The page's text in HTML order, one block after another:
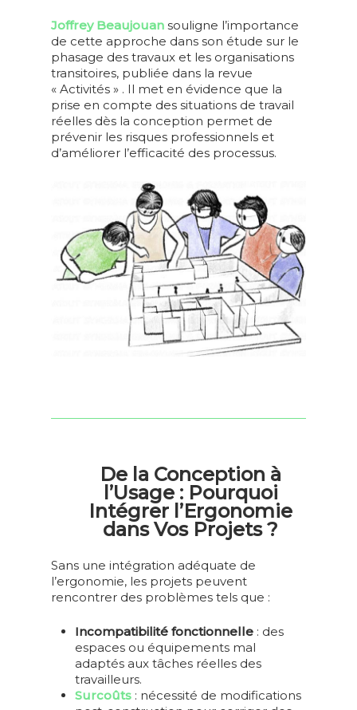
Joffrey Beaujouan souligne l’importance
de cette approche dans son étude sur le
phasage des travaux et les organisations
transitoires, publiée dans la revue
« Activités » . Il met en évidence que la
prise en compte des situations de travail
réelles dès la conception permet de
prévenir les risques professionnels et
d’améliorer l’efficacité des processus.
De la Conception à
l’Usage : Pourquoi
Intégrer l’Ergonomie
dans Vos Projets ?
Sans une intégration adéquate de
l’ergonomie, les projets peuvent
rencontrer des problèmes tels que :
Incompatibilité fonctionnelle : des
espaces ou équipements mal
adaptés aux tâches réelles des
travailleurs.
Surcoûts : nécessité de modifications